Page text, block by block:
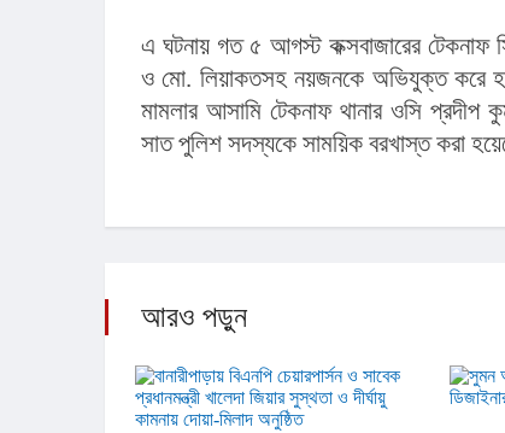
এ ঘটনায় গত ৫ আগস্ট কক্সবাজারের টেকনাফ
ও মো. লিয়াকতসহ নয়জনকে অভিযুক্ত করে
মামলার আসামি টেকনাফ থানার ওসি প্রদীপ
সাত পুলিশ সদস্যকে সাময়িক বরখাস্ত করা
আরও পড়ুন